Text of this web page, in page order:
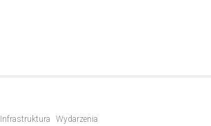
Infrastruktura Wydarzenia